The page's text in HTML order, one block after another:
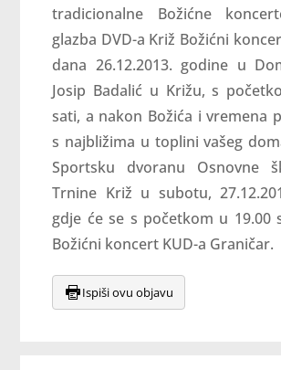
tradicionalne Božićne
glazba DVD-a Križ Božićni
dana 26.12.2013. godine u
Josip Badalić u Križu, s
sati, a nakon Božića i vremena
s najbližima u toplini vašeg
Sportsku dvoranu Osnovne
Trnine Križ u subotu,
gdje će se s početkom u 19.00
Božićni koncert KUD-a Graničar.
Ispiši ovu objavu